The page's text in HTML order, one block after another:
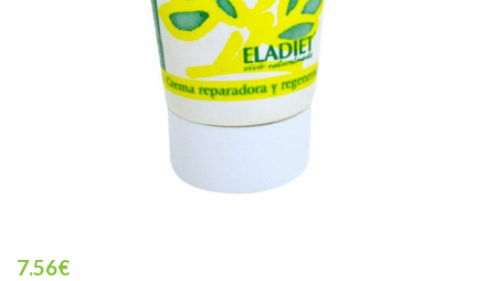
7.56€
CREATE AN ACCOUNT